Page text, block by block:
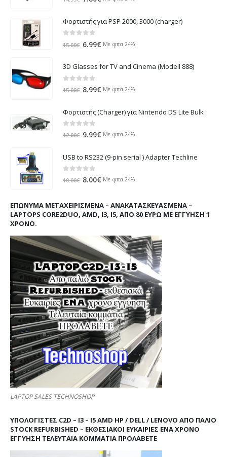
was:
14.99€.
τιμή
Φορτιστής για PSP 2000, 3000 (charger)
out of 5
15.00€ Original
was:
15.00€.
6.99€ Η
τιμή
Με φπα 24%
3D Glasses for TV and Cinema (Modell 888)
out of 5
15.00€ Original
was:
15.00€.
8.99€ Η
τιμή
είναι:
Με φπα 24%
Φορτιστής (Charger) για Nintendo DS Lite Bulk
out of 5
12.00€ Original
was:
12.00€.
9.99€ Η
τιμή
είναι:
Με φπα 24%
USB to RS232 (9-pin serial ) Adapter Techline
out of 5
10.00€ Original
10.00€.
8.00€ Η
είναι:
8.00€.
Με φπα 24%
ΕΠΏΝΥΜΑ ΜΕΤΑΧΕΙΡΙΣΜΈΝΑ – ΑΝΑΚΑΤΑΣΚΕΥΑΣΜΈΝΑ –
LAPTOPS CORE2DUO, AMD, I3, I5, ΑΠΌ 80 ΕΥΡΏ ΜΕ ΕΓΓΎΗΣΗ 1
ΧΡΌΝΟ.
LAPTOP SALES TECHNOSHOP
ΥΠΟΛΟΓΙΣΤΕΣ C2D – I3 – I5 AMD HP / DELL / LENOVO ΑΠΟ ΠΑΛΙΌ
STOCK REFURBISHED – ΕΚΘΕΣΙΑΚΟΊ ΕΥΚΑΙΡΊΕΣ ΈΝΑ ΧΡΌΝΟ
ΕΓΓΎΗΣΗ ΤΕΛΕΥΤΑΊΑ ΚΟΜΜΆΤΙΑ ΠΡΟΛΑΒΕΤΕ